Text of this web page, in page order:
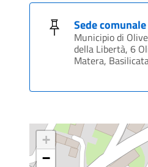
Sede comunale
Municipio di
della Libertà, 6
Matera,
+
−